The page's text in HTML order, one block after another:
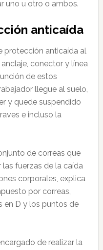
uno u otro o ambos.
anticaída
protección anticaída al
conector y línea
de estos
llegue al suelo,
y quede suspendido
e incluso la
de correas que
las fuerzas de la caída
corporales, explica
por correas,
en D y los puntos de
de realizar la